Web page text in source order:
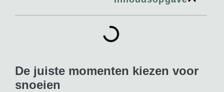
De juiste momenten kiezen voor
snoeien